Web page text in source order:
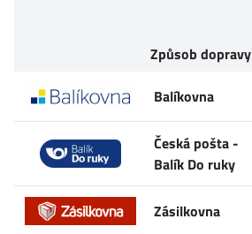
Způsob dopravy
Balíkovna
Česká pošta -
Balík Do ruky
Zásilkovna